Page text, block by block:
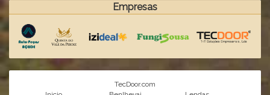
Empresas
TecDoor.com